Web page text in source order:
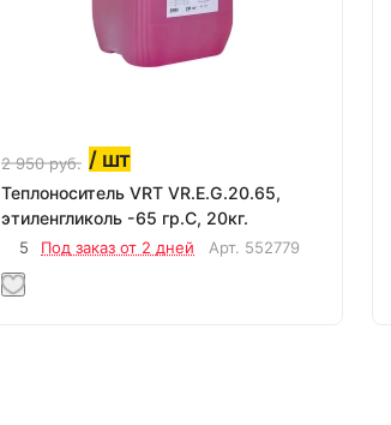
2 950руб. / шт
Теплоноситель VRT VR.E.G.20.65,
этиленгликоль -65 гр.С, 20кг.
5 Под заказ от 2 дней Арт. 552779